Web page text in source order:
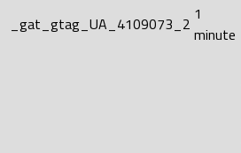
_gat_gtag_UA_4109073_2 1
minute